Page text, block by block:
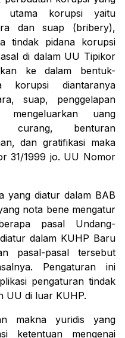
utama korupsi yaitu
dan suap (bribery),
tindak pidana korupsi
di dalam UU Tipikor
ke dalam bentuk-
korupsi diantaranya
suap, penggelapan
mengeluarkan uang
curang, benturan
dan gratifikasi maka
31/1999 jo. UU Nomor
yang diatur dalam BAB
nota bene mengatur
pasal Undang-
dalam KUHP Baru
pasal-pasal tersebut
Pengaturan ini
pengaturan tindak
UU di luar KUHP.
makna yuridis yang
ketentuan mengenai